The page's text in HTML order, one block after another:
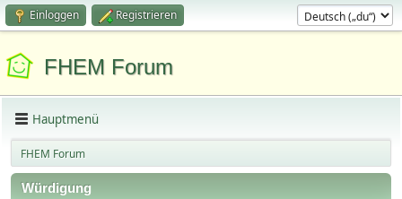
Einloggen Registrieren
FHEM Forum
Hauptmenü
FHEM Forum
Würdigung